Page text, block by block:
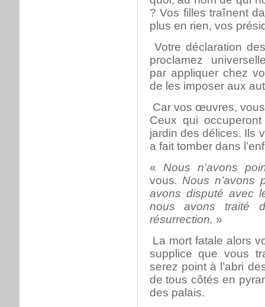
? Vos filles traînent
plus en rien, vos
Votre déclaration
proclamez
par appliquer chez
de les imposer aux
Car vos œuvres,
Ceux qui
jardin des délices. Ils
a fait tomber dans
« Nous n’avons
vous. Nous n’avons
avons disputé avec
nous avons traité
résurrection. »
La mort fatale alors
supplice que vous
serez point à l’abri
de tous côtés en
des palais.